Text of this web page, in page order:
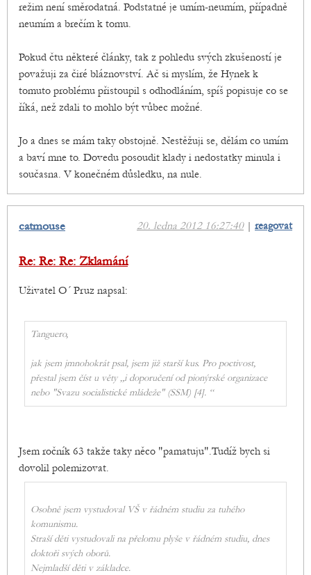
režim není směrodatná. Podstatné je umím-neumím, případně
neumím a brečím k tomu.
Pokud čtu některé články, tak z pohledu svých zkušeností je
považuji za čiré bláznovství. Ač si myslím, že Hynek k
tomuto problému přistoupil s odhodláním, spíš popisuje co se
říká, než zdali to mohlo být vůbec možné.
Jo a dnes se mám taky obstojně. Nestěžuji se, dělám co umím
a baví mne to. Dovedu posoudit klady i nedostatky minula i
současna. V konečném důsledku, na nule.
20. ledna 2012 16:27:40| reagovat
catmouse
Re: Re: Re: Zklamání
Uživatel O´ Pruz napsal:
Tanguero,
jak jsem jmnohokrát psal, jsem již starší kus. Pro poctivost,
přestal jsem číst u věty „i doporučení od pionýrské organizace
nebo "Svazu socialistické mládeže" (SSM) [4]. “
Jsem ročník 63 takže taky něco "pamatuju".Tudíž bych si
dovolil polemizovat.
Osobně jsem vystudoval VŠ v řádném studiu za tuhého
komunismu.
Straší děti vystudovali na přelomu plyše v řádném studiu, dnes
doktoři svých oborů.
Nejmladší děti v základce.